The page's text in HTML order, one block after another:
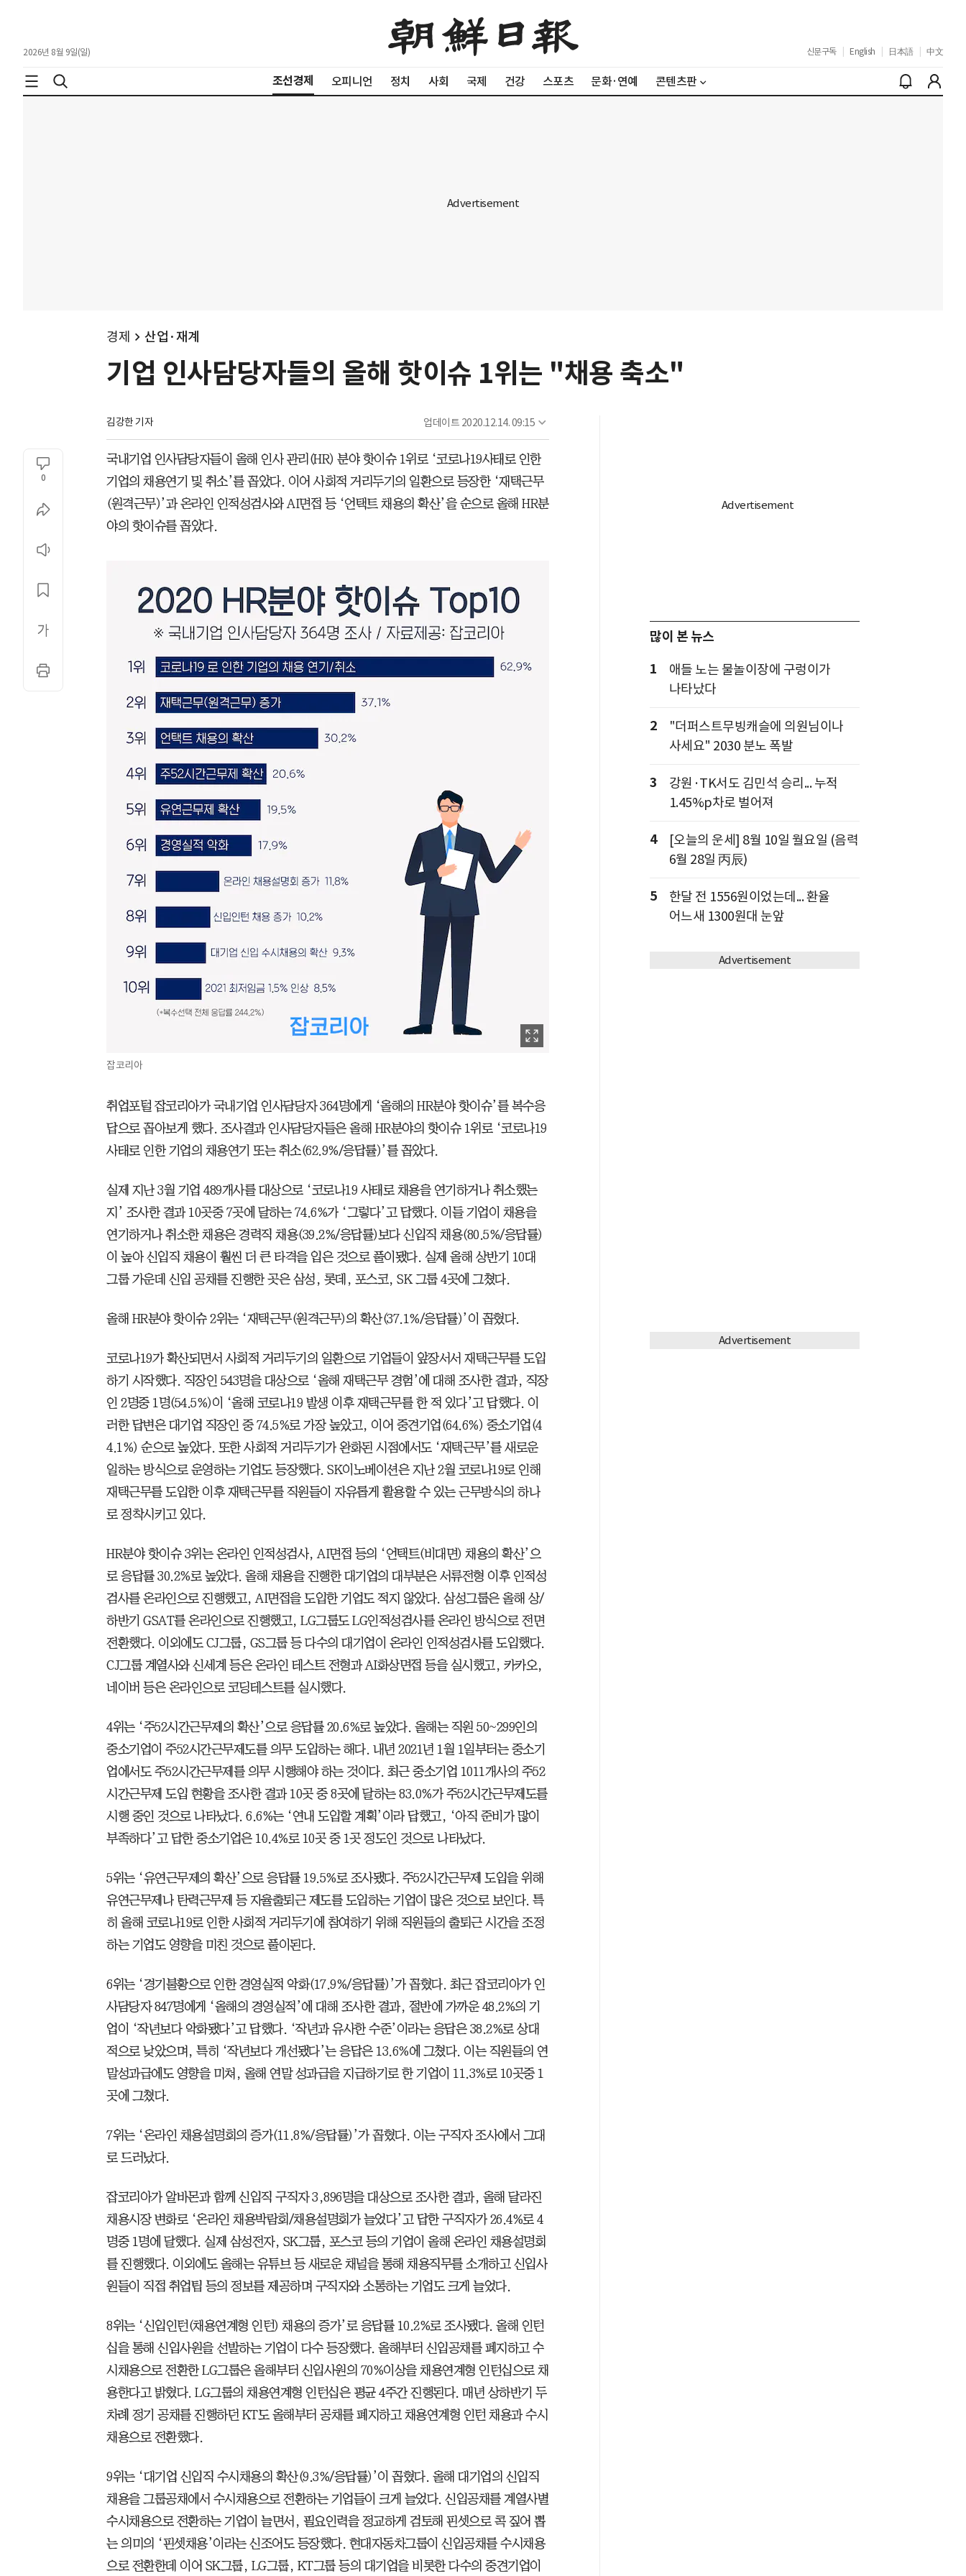
2026년 8월 9일(일) 신문구독 English 日本語 中文
조선경제 오피니언 정치 사회 국제 건강 스포츠 문화·연예 콘텐츠판
경제 산업·재계
기업 인사담당자들의 올해 핫이슈 1위는 "채용 축소"
김강한 기자 업데이트 2020.12.14. 09:15
0
국내기업 인사담당자들이 올해 인사 관리(HR) 분야 핫이슈 1위로 ‘코로나19사태로 인한
기업의 채용연기 및 취소’를 꼽았다. 이어 사회적 거리두기의 일환으로 등장한 ‘재택근무
(원격근무)’과 온라인 인적성검사와 AI면접 등 ‘언택트 채용의 확산’을 순으로 올해 HR분
야의 핫이슈를 꼽았다.
잡코리아
취업포털 잡코리아가 국내기업 인사담당자 364명에게 ‘올해의 HR분야 핫이슈’를 복수응
답으로 꼽아보게 했다. 조사결과 인사담당자들은 올해 HR분야의 핫이슈 1위로 ‘코로나19
사태로 인한 기업의 채용연기 또는 취소(62.9%/응답률)’를 꼽았다.
실제 지난 3월 기업 489개사를 대상으로 ‘코로나19 사태로 채용을 연기하거나 취소했는
지’ 조사한 결과 10곳중 7곳에 달하는 74.6%가 ‘그렇다’고 답했다. 이들 기업이 채용을
연기하거나 취소한 채용은 경력직 채용(39.2%/응답률)보다 신입직 채용(80.5%/응답률)
이 높아 신입직 채용이 훨씬 더 큰 타격을 입은 것으로 풀이됐다. 실제 올해 상반기 10대
그룹 가운데 신입 공채를 진행한 곳은 삼성, 롯데, 포스코, SK 그룹 4곳에 그쳤다.
올해 HR분야 핫이슈 2위는 ‘재택근무(원격근무)의 확산(37.1%/응답률)’이 꼽혔다.
코로나19가 확산되면서 사회적 거리두기의 일환으로 기업들이 앞장서서 재택근무를 도입
하기 시작했다. 직장인 543명을 대상으로 ‘올해 재택근무 경험’에 대해 조사한 결과, 직장
인 2명중 1명(54.5%)이 ‘올해 코로나19 발생 이후 재택근무를 한 적 있다’고 답했다. 이
러한 답변은 대기업 직장인 중 74.5%로 가장 높았고, 이어 중견기업(64.6%) 중소기업(4
4.1%) 순으로 높았다. 또한 사회적 거리두기가 완화된 시점에서도 ‘재택근무’를 새로운
일하는 방식으로 운영하는 기업도 등장했다. SK이노베이션은 지난 2월 코로나19로 인해
재택근무를 도입한 이후 재택근무를 직원들이 자유롭게 활용할 수 있는 근무방식의 하나
로 정착시키고 있다.
HR분야 핫이슈 3위는 온라인 인적성검사, AI면접 등의 ‘언택트(비대면) 채용의 확산’으
로 응답률 30.2%로 높았다. 올해 채용을 진행한 대기업의 대부분은 서류전형 이후 인적성
검사를 온라인으로 진행했고, AI면접을 도입한 기업도 적지 않았다. 삼성그룹은 올해 상/
하반기 GSAT를 온라인으로 진행했고, LG그룹도 LG인적성검사를 온라인 방식으로 전면
전환했다. 이외에도 CJ그룹, GS그룹 등 다수의 대기업이 온라인 인적성검사를 도입했다.
CJ그룹 계열사와 신세계 등은 온라인 테스트 전형과 AI화상면접 등을 실시했고, 카카오,
네이버 등은 온라인으로 코딩테스트를 실시했다.
4위는 ‘주52시간근무제의 확산’으로 응답률 20.6%로 높았다. 올해는 직원 50~299인의
중소기업이 주52시간근무제도를 의무 도입하는 해다. 내년 2021년 1월 1일부터는 중소기
업에서도 주52시간근무제를 의무 시행해야 하는 것이다. 최근 중소기업 1011개사의 주52
시간근무제 도입 현황을 조사한 결과 10곳 중 8곳에 달하는 83.0%가 주52시간근무제도를
시행 중인 것으로 나타났다. 6.6%는 ‘연내 도입할 계획’이라 답했고, ‘아직 준비가 많이
부족하다’고 답한 중소기업은 10.4%로 10곳 중 1곳 정도인 것으로 나타났다.
5위는 ‘유연근무제의 확산’으로 응답률 19.5%로 조사됐다. 주52시간근무제 도입을 위해
유연근무제나 탄력근무제 등 자율출퇴근 제도를 도입하는 기업이 많은 것으로 보인다. 특
히 올해 코로나19로 인한 사회적 거리두기에 참여하기 위해 직원들의 출퇴근 시간을 조정
하는 기업도 영향을 미친 것으로 풀이된다.
6위는 ‘경기불황으로 인한 경영실적 악화(17.9%/응답률)’가 꼽혔다. 최근 잡코리아가 인
사담당자 847명에게 ‘올해의 경영실적’에 대해 조사한 결과, 절반에 가까운 48.2%의 기
업이 ‘작년보다 악화됐다’고 답했다. ‘작년과 유사한 수준’이라는 응답은 38.2%로 상대
적으로 낮았으며, 특히 ‘작년보다 개선됐다’는 응답은 13.6%에 그쳤다. 이는 직원들의 연
말성과급에도 영향을 미쳐, 올해 연말 성과급을 지급하기로 한 기업이 11.3%로 10곳중 1
곳에 그쳤다.
7위는 ‘온라인 채용설명회의 증가(11.8%/응답률)’가 꼽혔다. 이는 구직자 조사에서 그대
로 드러났다.
잡코리아가 알바몬과 함께 신입직 구직자 3,896명을 대상으로 조사한 결과, 올해 달라진
채용시장 변화로 ‘온라인 채용박람회/채용설명회가 늘었다’고 답한 구직자가 26.4%로 4
명중 1명에 달했다. 실제 삼성전자, SK그룹, 포스코 등의 기업이 올해 온라인 채용설명회
를 진행했다. 이외에도 올해는 유튜브 등 새로운 채널을 통해 채용직무를 소개하고 신입사
원들이 직접 취업팁 등의 정보를 제공하며 구직자와 소통하는 기업도 크게 늘었다.
8위는 ‘신입인턴(채용연계형 인턴) 채용의 증가’로 응답률 10.2%로 조사됐다. 올해 인턴
십을 통해 신입사원을 선발하는 기업이 다수 등장했다. 올해부터 신입공채를 폐지하고 수
시채용으로 전환한 LG그룹은 올해부터 신입사원의 70%이상을 채용연계형 인턴십으로 채
용한다고 밝혔다. LG그룹의 채용연계형 인턴십은 평균 4주간 진행된다. 매년 상하반기 두
차례 정기 공채를 진행하던 KT도 올해부터 공채를 폐지하고 채용연계형 인턴 채용과 수시
채용으로 전환했다.
9위는 ‘대기업 신입직 수시채용의 확산(9.3%/응답률)’이 꼽혔다. 올해 대기업의 신입직
채용을 그룹공채에서 수시채용으로 전환하는 기업들이 크게 늘었다. 신입공채를 계열사별
수시채용으로 전환하는 기업이 늘면서, 필요인력을 정교하게 검토해 핀셋으로 콕 짚어 뽑
는 의미의 ‘핀셋채용’이라는 신조어도 등장했다. 현대자동차그룹이 신입공채를 수시채용
으로 전환한데 이어 SK그룹, LG그룹, KT그룹 등의 대기업을 비롯한 다수의 중견기업이
많이 본 뉴스
1
애들 노는 물놀이장에 구렁이가
나타났다
2
"더퍼스트무빙캐슬에 의원님이나
사세요" 2030 분노 폭발
3
강원·TK서도 김민석 승리... 누적
1.45%p차로 벌어져
4
[오늘의 운세] 8월 10일 월요일 (음력
6월 28일 丙辰)
5
한달 전 1556원이었는데... 환율
어느새 1300원대 눈앞